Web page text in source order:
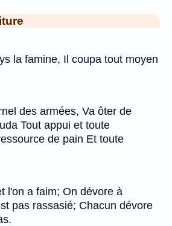
la famine, Il coupa tout moyen
des armées, Va ôter de
Tout appui et toute
de pain Et toute
l'on a faim; On dévore à
pas rassasié; Chacun dévore